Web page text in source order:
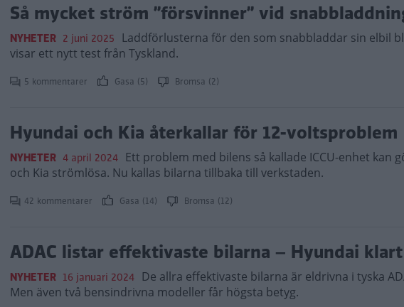
Så mycket ström ”försvinner” vid
NYHETER 2 juni 2025 Laddförlusterna för den som snabbladdar sin elbil
visar ett nytt test från Tyskland.
5 kommentarer Gasa (5) Bromsa (2)
Hyundai och Kia återkallar för 12-voltsproblem
NYHETER 4 april 2024 Ett problem med bilens så kallade ICCU-enhet kan
och Kia strömlösa. Nu kallas bilarna tillbaka till verkstaden.
42 kommentarer Gasa (14) Bromsa (12)
ADAC listar effektivaste bilarna – Hyundai
NYHETER 16 januari 2024 De allra effektivaste bilarna är eldrivna i tyska
Men även två bensindrivna modeller får högsta betyg.